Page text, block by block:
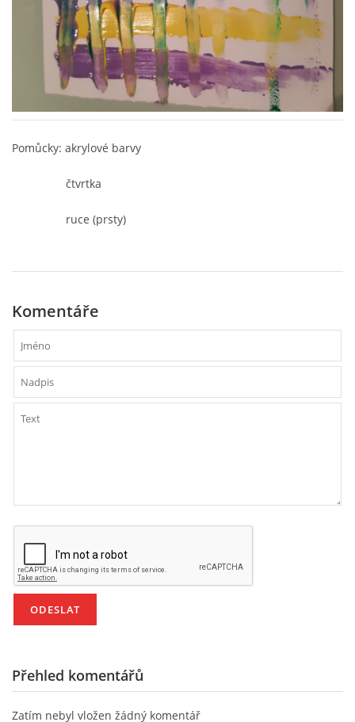
ROČNÍ PLÁN - INSPIRACE /DLE NOVÉHO RVP PV 2025
VZDĚLÁVACÍ BLOK ZÁŘÍ
VZDĚLÁVACÍ BLOK ŘÍJEN
VZDĚLÁVACÍ BLOK LISTOPAD
VZDĚLÁVACÍ BLOK BŘEZEN
VZDĚLÁVACÍ BLOK DUBEN
VÝTVARNÉ AKTIVITY - JARO
VÝTVARNÉ AKTIVITY - LÉTO
Pomůcky: akrylové barvy
čtvrtka
ruce (prsty)
Komentáře
Přehled komentářů
Zatím nebyl vložen žádný komentář